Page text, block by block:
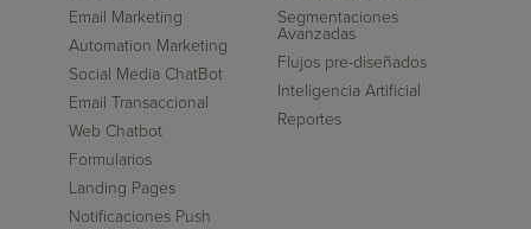
Email Marketing
Automation Marketing
Social Media ChatBot
Email Transaccional
Web Chatbot
Formularios
Landing Pages
Notificaciones Push
Segmentaciones
Avanzadas
Flujos pre-diseñados
Inteligencia Artificial
Reportes